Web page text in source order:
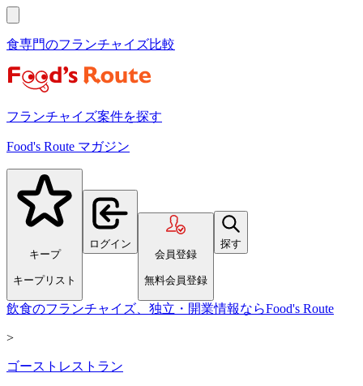
食専門のフランチャイズ比較
フランチャイズ案件を探す
Food's Route マガジン
キープ
キープリスト
ログイン
会員登録
無料会員登録
探す
飲食のフランチャイズ、独立・開業情報ならFood's Route
>
ゴーストレストラン